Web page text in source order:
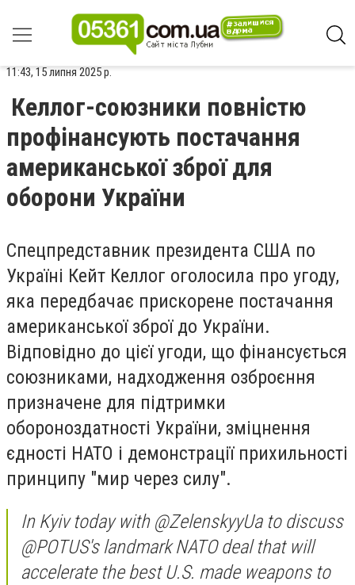
11:43, 15 липня 2025 р.
Келлог-союзники повністю
профінансують постачання
американської зброї для
оборони України
Спецпредставник президента США по
Україні Кейт Келлог оголосила про угоду,
яка передбачає прискорене постачання
американської зброї до України.
Відповідно до цієї угоди, що фінансується
союзниками, надходження озброєння
призначене для підтримки
обороноздатності України, зміцнення
єдності НАТО і демонстрації прихильності
принципу "мир через силу".
In Kyiv today with @ZelenskyyUa to discuss
@POTUS's landmark NATO deal that will
accelerate the best U.S. made weapons to